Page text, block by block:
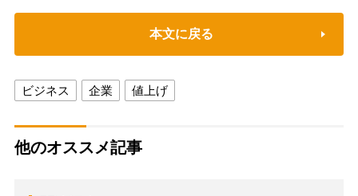
本文に戻る
ビジネス 企業 値上げ
他のオススメ記事